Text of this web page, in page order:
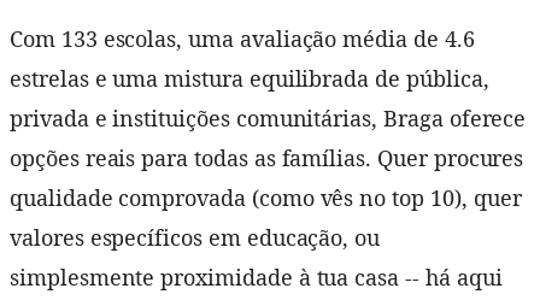
Com 133 escolas, uma avaliação média de 4.6
estrelas e uma mistura equilibrada de pública,
privada e instituições comunitárias, Braga oferece
opções reais para todas as famílias. Quer procures
qualidade comprovada (como vês no top 10), quer
valores específicos em educação, ou
simplesmente proximidade à tua casa -- há aqui